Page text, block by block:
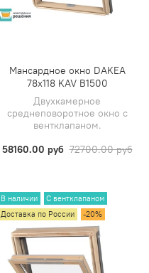
Мансардное окно DAKEA
78х118 KAV B1500
Двухкамерное
среднеповоротное окно с
вентклапаном.
58160.00 руб 72700.00 руб
В наличии
С вентклапаном
Доставка по России
-20%